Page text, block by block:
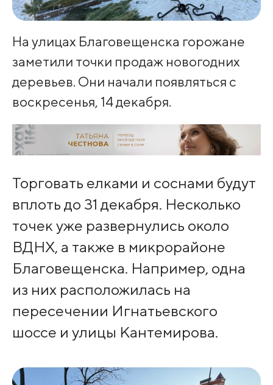
На улицах Благовещенска горожане
заметили точки продаж новогодних
деревьев. Они начали появляться с
воскресенья, 14 декабря.
Торговать елками и соснами будут
вплоть до 31 декабря. Несколько
точек уже развернулись около
ВДНХ, а также в микрорайоне
Благовещенска. Например, одна
из них расположилась на
пересечении Игнатьевского
шоссе и улицы Кантемирова.